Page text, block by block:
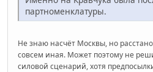
партноменклатуры.
Не знаю насчёт Москвы, но
совсем иная. Может поэтому не
силовой сценарий, хотя